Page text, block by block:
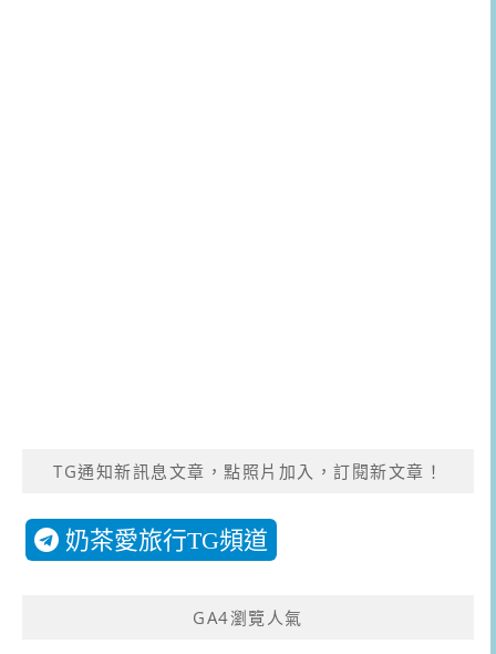
TG通知新訊息文章，點照片加入，訂閱新文章！
奶茶愛旅行TG頻道
GA4瀏覽人氣